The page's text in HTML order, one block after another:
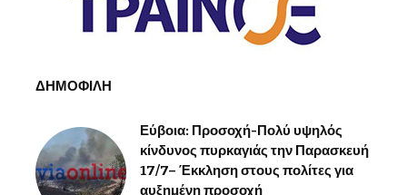
ΔΗΜΟΦΙΛΗ
Εύβοια: Προσοχή-Πολύ υψηλός
κίνδυνος πυρκαγιάς την Παρασκευή
17/7– Έκκληση στους πολίτες για
αυξημένη προσοχή